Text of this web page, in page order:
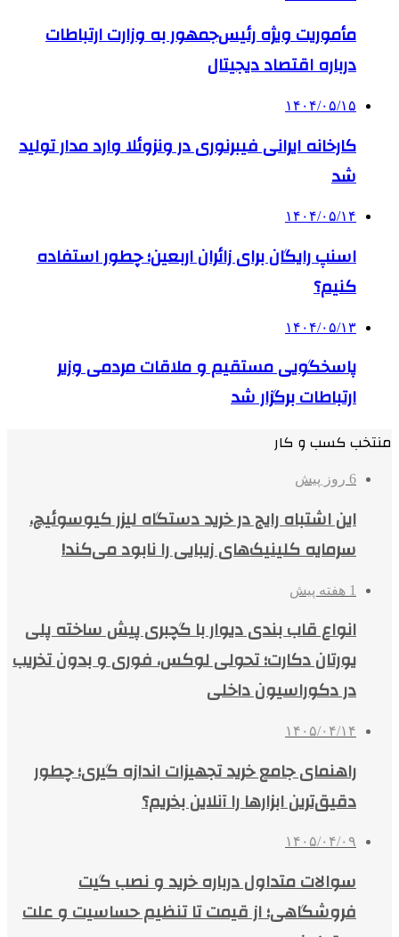
مأموریت ویژه رئیس‌جمهور به وزارت ارتباطات
درباره اقتصاد دیجیتال
۱۴۰۴/۰۵/۱۵
کارخانه ایرانی فیبرنوری در ونزوئلا وارد مدار تولید
شد
۱۴۰۴/۰۵/۱۴
اسنپ رایگان برای زائران اربعین؛ چطور استفاده
کنیم؟
۱۴۰۴/۰۵/۱۳
پاسخگویی مستقیم و ملاقات مردمی وزیر
ارتباطات برگزار شد
منتخب کسب و کار
6 روز پیش
این اشتباه رایج در خرید دستگاه لیزر کیوسوئیچ،
سرمایه کلینیک‌های زیبایی را نابود می‌کند!
1 هفته پیش
انواع قاب بندی دیوار با گچبری پیش ساخته پلی
یورتان دکارت؛ تحولی لوکس، فوری و بدون تخریب
در دکوراسیون داخلی
۱۴۰۵/۰۴/۱۴
راهنمای جامع خرید تجهیزات اندازه گیری؛ چطور
دقیق‌ترین ابزارها را آنلاین بخریم؟
۱۴۰۵/۰۴/۰۹
سوالات متداول درباره خرید و نصب گیت
فروشگاهی؛ از قیمت تا تنظیم حساسیت و علت